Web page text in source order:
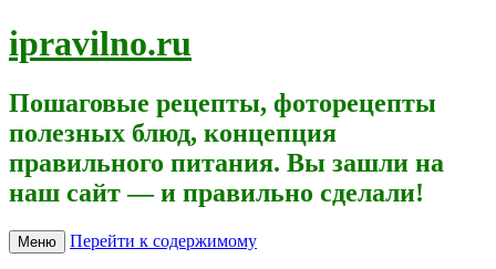
ipravilno.ru
Пошаговые рецепты, фоторецепты
полезных блюд, концепция
правильного питания. Вы зашли на
наш сайт — и правильно сделали!
Меню Перейти к содержимому